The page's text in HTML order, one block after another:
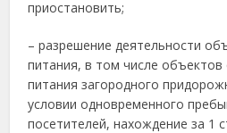
приостановить;
– разрешение деятельности
питания, в том числе
питания загородного
условии одновременного
посетителей, нахождение за 1